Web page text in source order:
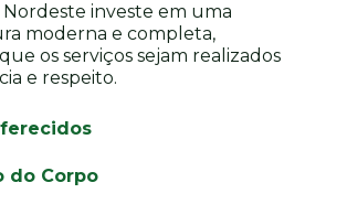
Nordeste investe em uma
moderna e completa,
os serviços sejam realizados
e respeito.
do Corpo